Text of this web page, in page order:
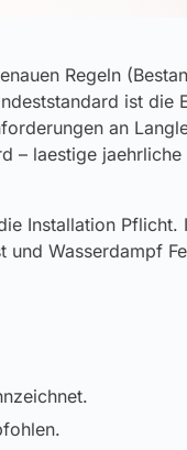
Regeln
ist die
an
– laestige jaehrliche
Installation Pflicht.
Wasserdampf